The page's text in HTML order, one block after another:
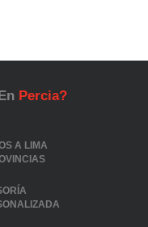
Percia?
A LIMA